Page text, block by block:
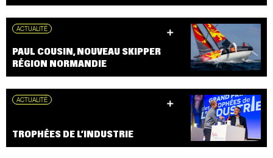
ACTUALITÉ
PAUL COUSIN, NOUVEAU SKIPPER
RÉGION NORMANDIE
ACTUALITÉ
TROPHÉES DE L’INDUSTRIE